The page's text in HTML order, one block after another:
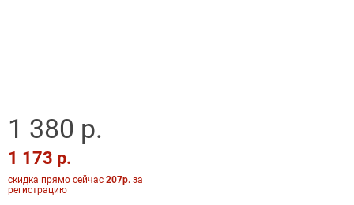
1 380 р.
1 173 р.
скидка прямо сейчас 207р. за
регистрацию